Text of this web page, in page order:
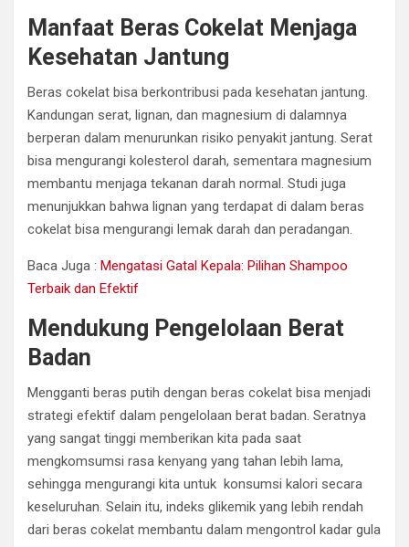
Manfaat Beras Cokelat Menjaga
Kesehatan Jantung
Beras cokelat bisa berkontribusi pada kesehatan jantung.
Kandungan serat, lignan, dan magnesium di dalamnya
berperan dalam menurunkan risiko penyakit jantung. Serat
bisa mengurangi kolesterol darah, sementara magnesium
membantu menjaga tekanan darah normal. Studi juga
menunjukkan bahwa lignan yang terdapat di dalam beras
cokelat bisa mengurangi lemak darah dan peradangan.
Baca Juga : Mengatasi Gatal Kepala: Pilihan Shampoo
Terbaik dan Efektif
Mendukung Pengelolaan Berat
Badan
Mengganti beras putih dengan beras cokelat bisa menjadi
strategi efektif dalam pengelolaan berat badan. Seratnya
yang sangat tinggi memberikan kita pada saat
mengkomsumsi rasa kenyang yang tahan lebih lama,
sehingga mengurangi kita untuk konsumsi kalori secara
keseluruhan. Selain itu, indeks glikemik yang lebih rendah
dari beras cokelat membantu dalam mengontrol kadar gula